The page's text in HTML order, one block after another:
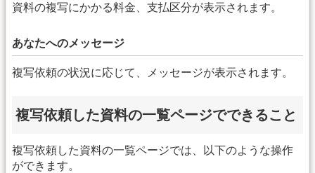
資料の複写にかかる料金、支払区分が表示されます。
あなたへのメッセージ
複写依頼の状況に応じて、メッセージが表示されます。
複写依頼した資料の一覧ページでできること
複写依頼した資料の一覧ページでは、以下のような操作
ができます。